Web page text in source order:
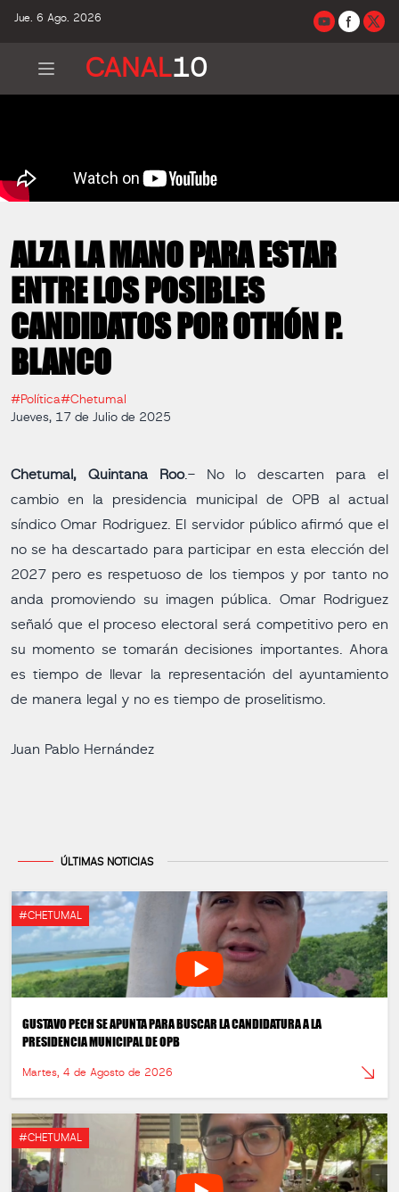
Jue. 6 Ago. 2026
CANAL10
ALZA LA MANO PARA ESTAR
ENTRE LOS POSIBLES
CANDIDATOS POR OTHÓN P.
BLANCO
#Política#Chetumal
Jueves, 17 de Julio de 2025
Chetumal, Quintana Roo.- No lo descarten para el
cambio en la presidencia municipal de OPB al actual
síndico Omar Rodriguez. El servidor público afirmó que el
no se ha descartado para participar en esta elección del
2027 pero es respetuoso de los tiempos y por tanto no
anda promoviendo su imagen pública. Omar Rodriguez
señaló que el proceso electoral será competitivo pero en
su momento se tomarán decisiones importantes. Ahora
es tiempo de llevar la representación del ayuntamiento
de manera legal y no es tiempo de proselitismo.
Juan Pablo Hernández
ÚLTIMAS NOTICIAS
#CHETUMAL
GUSTAVO PECH SE APUNTA PARA BUSCAR LA CANDIDATURA A LA
PRESIDENCIA MUNICIPAL DE OPB
Martes, 4 de Agosto de 2026
#CHETUMAL